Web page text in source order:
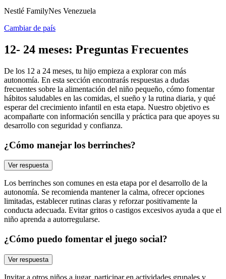
Nestlé FamilyNes Venezuela
Cambiar de país
12- 24 meses: Preguntas Frecuentes
De los 12 a 24 meses, tu hijo empieza a explorar con más
autonomía. En esta sección encontrarás respuestas a dudas
frecuentes sobre la alimentación del niño pequeño, cómo fomentar
hábitos saludables en las comidas, el sueño y la rutina diaria, y qué
esperar del crecimiento infantil en esta etapa. Nuestro objetivo es
acompañarte con información sencilla y práctica para que apoyes su
desarrollo con seguridad y confianza.
¿Cómo manejar los berrinches?
Ver respuesta
Los berrinches son comunes en esta etapa por el desarrollo de la
autonomía. Se recomienda mantener la calma, ofrecer opciones
limitadas, establecer rutinas claras y reforzar positivamente la
conducta adecuada. Evitar gritos o castigos excesivos ayuda a que el
niño aprenda a autorregularse.
¿Cómo puedo fomentar el juego social?
Ver respuesta
Invitar a otros niños a jugar, participar en actividades grupales y